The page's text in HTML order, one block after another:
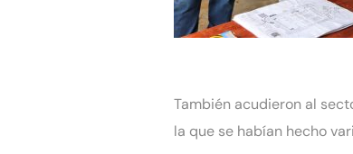
También acudieron al
la que se habían hecho